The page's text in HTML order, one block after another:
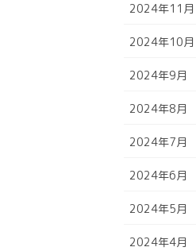
2024年11月
2024年10月
2024年9月
2024年8月
2024年7月
2024年6月
2024年5月
2024年4月